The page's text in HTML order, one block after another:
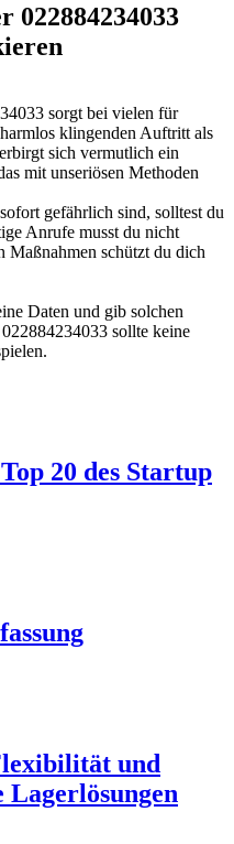
022884234033
sorgt bei vielen für
klingenden Auftritt als
sich vermutlich ein
mit unseriösen Methoden
gefährlich sind, solltest du
Anrufe musst du nicht
Maßnahmen schützt du dich
Daten und gib solchen
sollte keine
20 des Startup
und